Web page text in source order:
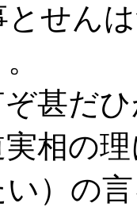
せん
甚だ
相の
い）の